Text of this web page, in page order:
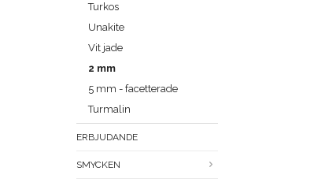
Turkos
Unakite
Vit jade
2 mm
5 mm - facetterade
Turmalin
ERBJUDANDE
SMYCKEN